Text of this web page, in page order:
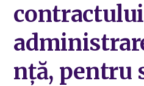
nță, pentru